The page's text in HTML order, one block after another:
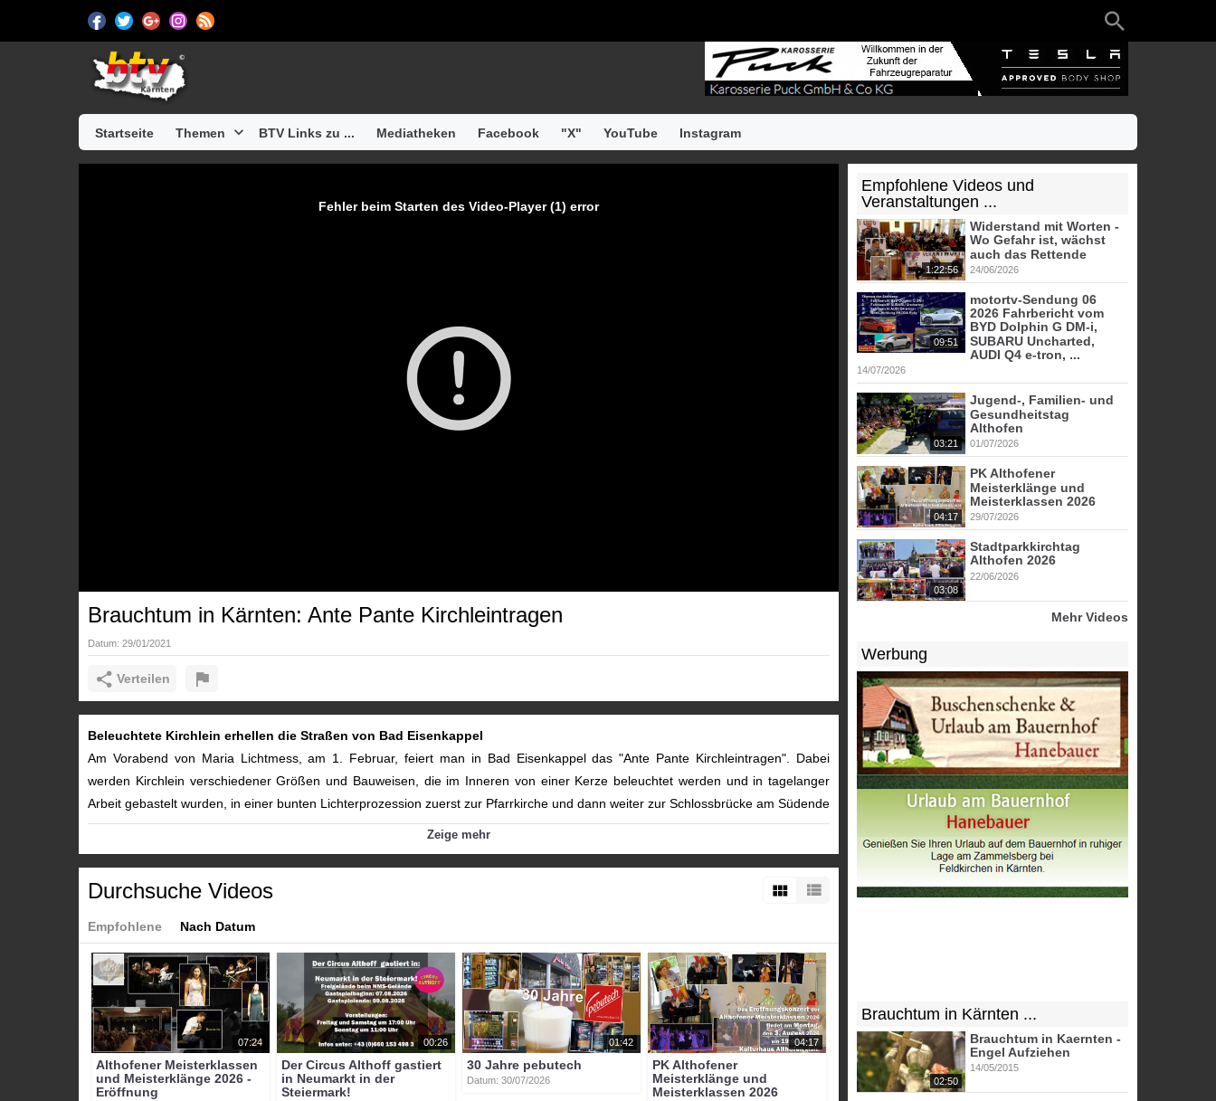
Startseite Themen BTV Links zu ... Mediatheken Facebook "X" YouTube Instagram
Fehler beim Starten des Video-Player (1) error
Brauchtum in Kärnten: Ante Pante Kirchleintragen
Datum: 29/01/2021
Verteilen
Beleuchtete Kirchlein erhellen die Straßen von Bad Eisenkappel
Am Vorabend von Maria Lichtmess, am 1. Februar, feiert man in Bad Eisenkappel das "Ante Pante Kirchleintragen". Dabei
werden Kirchlein verschiedener Größen und Bauweisen, die im Inneren von einer Kerze beleuchtet werden und in tagelanger
Arbeit gebastelt wurden, in einer bunten Lichterprozession zuerst zur Pfarrkirche und dann weiter zur Schlossbrücke am Südende
des Marktes getragen. Dort werden die Kirchlein schließlich den Fluten des Vellachbaches übergeben...
Kategorien:
Themen » Brauchtum in Kärnten
Brauchtum in Kärnten Widget
Brauchtum in Kärnten
Tags:
brauchtum_kärnten
kirche religion
Zeige mehr
Durchsuche Videos
Empfohlene Nach Datum
07:24
Althofener Meisterklassen
und Meisterklänge 2026 -
Eröffnung
00:26
Der Circus Althoff gastiert
in Neumarkt in der
Steiermark!
01:42
30 Jahre pebutech
Datum: 30/07/2026
04:17
PK Althofener
Meisterklänge und
Meisterklassen 2026
Empfohlene Videos und
Veranstaltungen ...
1:22:56
Widerstand mit Worten -
Wo Gefahr ist, wächst
auch das Rettende
24/06/2026
09:51
motortv-Sendung 06
2026 Fahrbericht vom
BYD Dolphin G DM-i,
SUBARU Uncharted,
AUDI Q4 e-tron, ...
14/07/2026
03:21
Jugend-, Familien- und
Gesundheitstag
Althofen
01/07/2026
04:17
PK Althofener
Meisterklänge und
Meisterklassen 2026
29/07/2026
03:08
Stadtparkkirchtag
Althofen 2026
22/06/2026
Mehr Videos
Werbung
Brauchtum in Kärnten ...
02:50
Brauchtum in Kaernten -
Engel Aufziehen
14/05/2015